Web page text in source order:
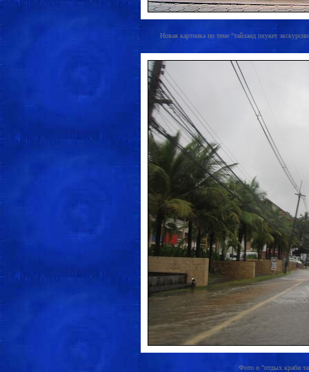
Новая картинка по теме "тайланд пхукет
Фото о "отдых краби